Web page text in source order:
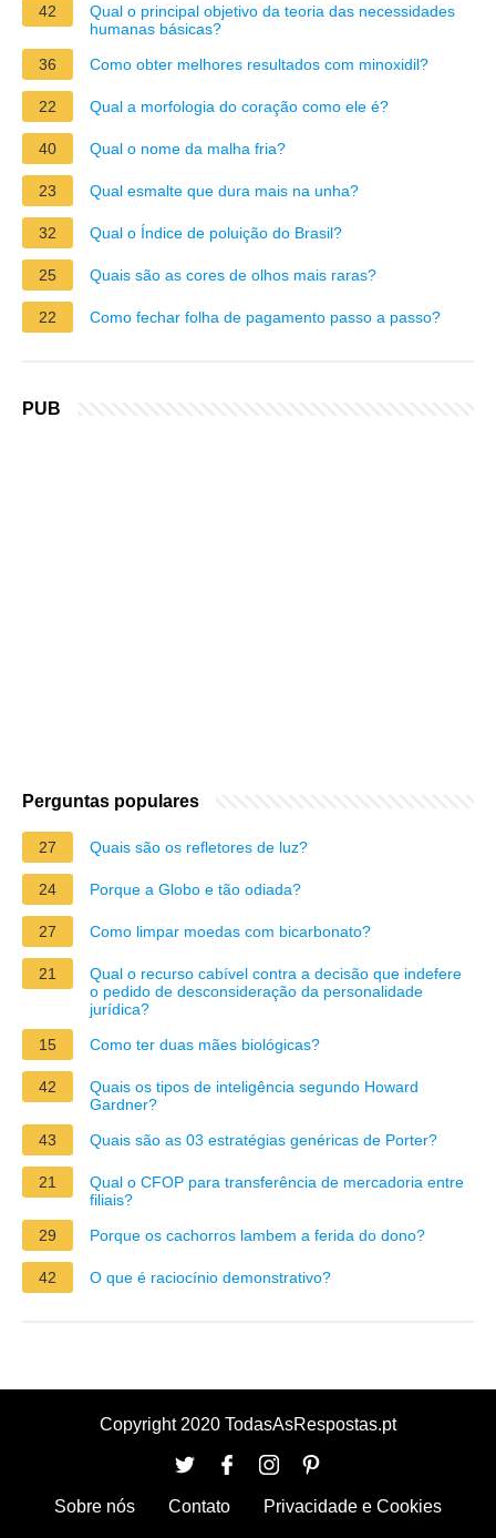
42
Qual o principal objetivo da teoria das necessidades
humanas básicas?
36
Como obter melhores resultados com minoxidil?
22 Qual a morfologia do coração como ele é?
40 Qual o nome da malha fria?
23 Qual esmalte que dura mais na unha?
32 Qual o Índice de poluição do Brasil?
25 Quais são as cores de olhos mais raras?
22 Como fechar folha de pagamento passo a passo?
PUB
Perguntas populares
27 Quais são os refletores de luz?
24 Porque a Globo e tão odiada?
27 Como limpar moedas com bicarbonato?
21
Qual o recurso cabível contra a decisão que indefere
o pedido de desconsideração da personalidade
jurídica?
15
Como ter duas mães biológicas?
42
Quais os tipos de inteligência segundo Howard
Gardner?
43
Quais são as 03 estratégias genéricas de Porter?
21
Qual o CFOP para transferência de mercadoria entre
filiais?
29
Porque os cachorros lambem a ferida do dono?
42 O que é raciocínio demonstrativo?
Copyright 2020 TodasAsRespostas.pt
Sobre nós Contato Privacidade e Cookies